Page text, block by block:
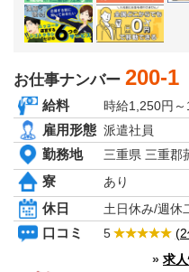
東京都
神奈川県
東北エリア
岩手県
秋田県
宮城県
山形県
福島県
北海道エリア
北海道
甲信越・北陸エリア
新潟県
お仕事ナンバー 200-1
給料 時給1,250円～
雇用形態 派遣社員
勤務地 三重県 三重郡
寮 あり
休日 土日休み/週休
口コミ 5
(2
» 求